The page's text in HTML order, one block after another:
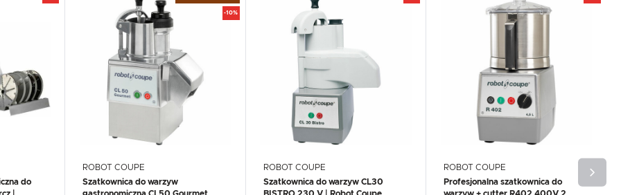
do
-10%
ROBOT COUPE
Szatkownica do warzyw
ROBOT COUPE
Szatkownica do warzyw CL30
ROBOT COUPE
Profesjonalna szatkownica do